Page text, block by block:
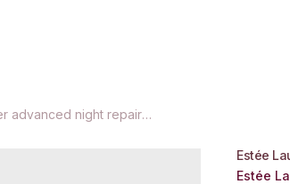
Estée Lauder advanced night repair synchronized multi-recovery complex
Estée
Estée